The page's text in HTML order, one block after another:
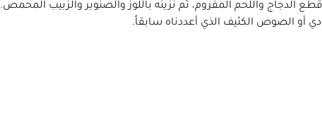
الدجاج واللحم المفروم، ثم نزينه باللوز والصنوبر والزبيب المحمص.
أو الصوص الكثيف الذي أعددناه سابقاً.